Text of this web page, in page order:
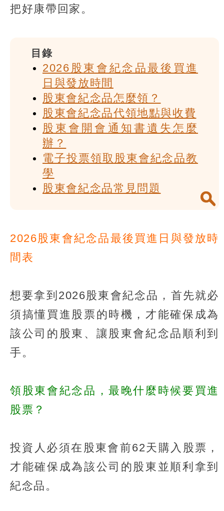
把好康帶回家。
目錄
2026股東會紀念品最後買進
日與發放時間
股東會紀念品怎麼領？
股東會紀念品代領地點與收費
股東會開會通知書遺失怎麼
辦？
電子投票領取股東會紀念品教
學
股東會紀念品常見問題
2026股東會紀念品最後買進日與發放時
間表
想要拿到2026股東會紀念品，首先就必
須搞懂買進股票的時機，才能確保成為
該公司的股東、讓股東會紀念品順利到
手。
領股東會紀念品，最晚什麼時候要買進
股票？
投資人必須在股東會前62天購入股票，
才能確保成為該公司的股東並順利拿到
紀念品。